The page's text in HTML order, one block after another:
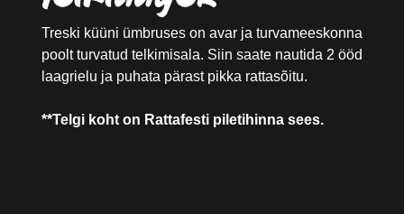
Treski küüni ümbruses on avar ja turvameeskonna
poolt turvatud telkimisala. Siin saate nautida 2 ööd
laagrielu ja puhata pärast pikka rattasõitu.
**Telgi koht on Rattafesti piletihinna sees.